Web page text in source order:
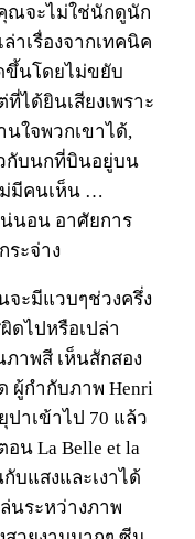
ณจะไม่ใช่นักดูนัก
าเรื่องจากเทคนิค
ขึ้นโดยไม่ขยับ
ได้ยินเสียงเพราะ
ใจพวกเขาได้,
กับนกที่บินอยู่บน
มีคนเห็น …
นอน อาศัยการ
ระจ่าง
จะมีแวบๆช่วงครึ่ง
ดไปหรือเปล่า
าพสี เห็นสักสอง
ผู้กำกับภาพ Henri
ปาเข้าไป 70 แล้ว
น La Belle et la
บแสงและเงาได้
นระหว่างภาพ